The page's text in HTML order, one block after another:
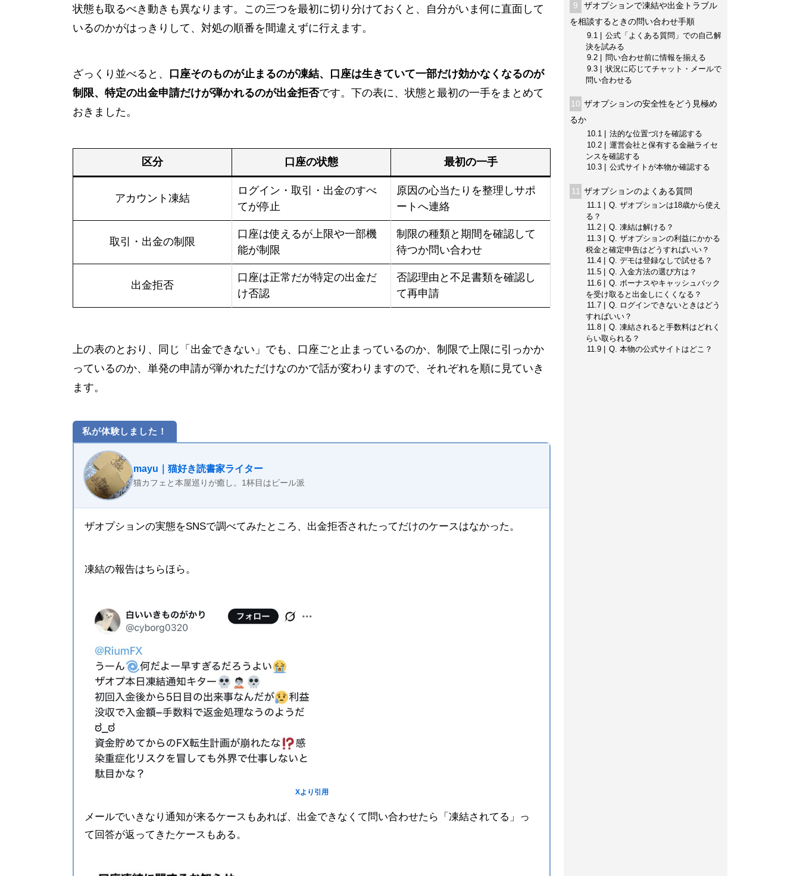
状態も取るべき動きも異なります。この三つを最初に切り分けておくと、自分がいま何に直面して
いるのかがはっきりして、対処の順番を間違えずに行えます。
ざっくり並べると、
口座そのものが止まるのが凍結、口座は生きていて一部だけ効かなくなるのが
制限、特定の出金申請だけが弾かれるのが出金拒否です。下の表に、状態と最初の一手をまとめて
おきました。
区分 口座の状態 最初の一手
アカウント凍結
ログイン・取引・出金のすべ
てが停止
原因の心当たりを整理しサポ
ートへ連絡
取引・出金の制限
口座は使えるが上限や一部機
能が制限
制限の種類と期間を確認して
待つか問い合わせ
出金拒否
口座は正常だが特定の出金だ
け否認
否認理由と不足書類を確認し
て再申請
上の表のとおり、同じ「出金できない」でも、口座ごと止まっているのか、制限で上限に引っかか
っているのか、単発の申請が弾かれただけなのかで話が変わりますので、それぞれを順に見ていき
ます。
私が体験しました！
mayu｜猫好き読書家ライター
猫カフェと本屋巡りが癒し。1杯目はビール派
ザオプションの実態をSNSで調べてみたところ、出金拒否されたってだけのケースはなかった。
凍結の報告はちらほら。
Xより引用
メールでいきなり通知が来るケースもあれば、出金できなくて問い合わせたら「凍結されてる」っ
て回答が返ってきたケースもある。
9
ザオプションで凍結や出金トラブル
を相談するときの問い合わせ手順
9.1
公式「よくある質問」での自己解
決を試みる
9.2
問い合わせ前に情報を揃える
9.3
状況に応じてチャット・メールで
問い合わせる
10 ザオプションの安全性をどう見極め
るか
10.1
法的な位置づけを確認する
10.2
運営会社と保有する金融ライセ
ンスを確認する
10.3
公式サイトが本物か確認する
11 ザオプションのよくある質問
11.1
Q. ザオプションは18歳から使え
る？
11.2
Q. 凍結は解ける？
11.3
Q. ザオプションの利益にかかる
税金と確定申告はどうすればいい？
11.4
Q. デモは登録なしで試せる？
11.5
Q. 入金方法の選び方は？
11.6
Q. ボーナスやキャッシュバック
を受け取ると出金しにくくなる？
11.7
Q. ログインできないときはどう
すればいい？
11.8
Q. 凍結されると手数料はどれく
らい取られる？
11.9
Q. 本物の公式サイトはどこ？